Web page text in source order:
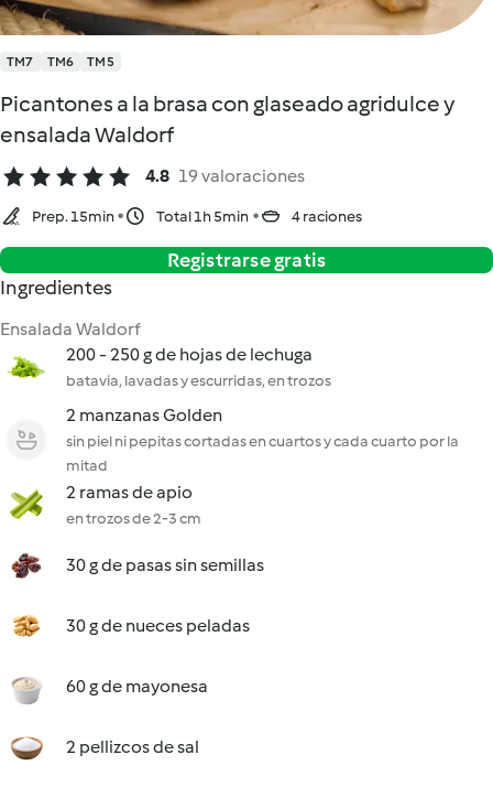
TM7 TM6 TM5
Picantones a la brasa con glaseado agridulce y
ensalada Waldorf
4.8 19 valoraciones
Prep. 15min Total 1h 5min 4 raciones
Registrarse gratis
Ingredientes
Ensalada Waldorf
200 - 250 g de hojas de lechuga
batavia, lavadas y escurridas, en trozos
2 manzanas Golden
sin piel ni pepitas cortadas en cuartos y cada cuarto por la
mitad
2 ramas de apio
en trozos de 2-3 cm
30 g de pasas sin semillas
30 g de nueces peladas
60 g de mayonesa
2 pellizcos de sal